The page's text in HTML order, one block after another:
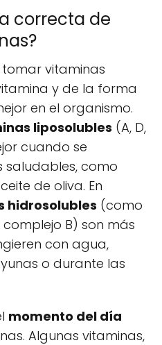
correcta de
vitaminas
y de la forma
en el organismo.
liposolubles (A, D,
cuando se
saludables, como
de oliva. En
hidrosolubles (como
B) son más
con agua,
o durante las
momento del día
Algunas vitaminas,